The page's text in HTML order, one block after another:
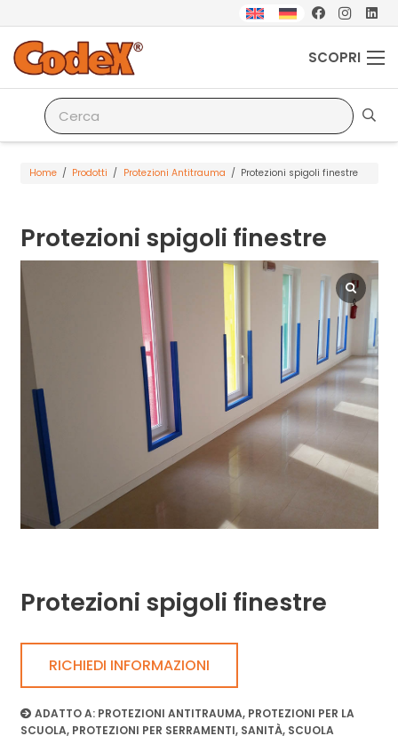
SCOPRI
Home / Prodotti / Protezioni Antitrauma / Protezioni spigoli finestre
Protezioni spigoli finestre
Protezioni spigoli finestre
RICHIEDI INFORMAZIONI
ADATTO A: PROTEZIONI ANTITRAUMA, PROTEZIONI PER LA
SCUOLA, PROTEZIONI PER SERRAMENTI, SANITÀ, SCUOLA